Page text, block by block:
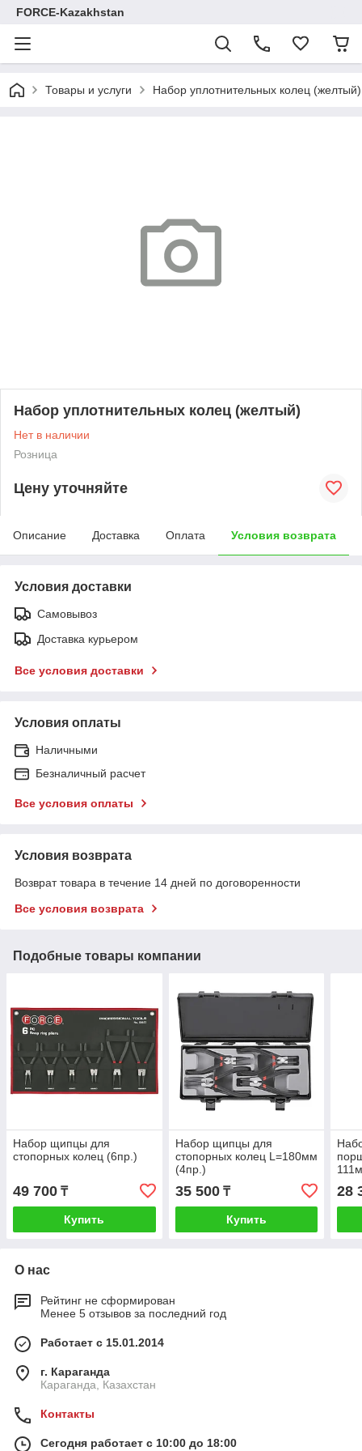
FORCE-Kazakhstan
Товары и услуги Набор уплотнительных колец (желтый)
Набор уплотнительных колец (желтый)
Нет в наличии
Розница
Цену уточняйте
Описание Доставка Оплата Условия возврата
Условия доставки
Самовывоз
Доставка курьером
Все условия доставки
Условия оплаты
Наличными
Безналичный расчет
Все условия оплаты
Условия возврата
Возврат товара в течение 14 дней по договоренности
Все условия возврата
Подобные товары компании
Набор щипцы для
стопорных колец (6пр.)
49 700 ₸
Купить
Набор щипцы для
стопорных колец L=180мм
(4пр.)
35 500₸
Купить
28
О нас
Рейтинг не сформирован
Менее 5 отзывов за последний год
Работает с 15.01.2014
г. Караганда
Караганда, Казахстан
Контакты
Сегодня работает с 10:00 до 18:00